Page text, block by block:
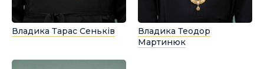
Владика Тарас Сеньків
Владика Теодор
Мартинюк